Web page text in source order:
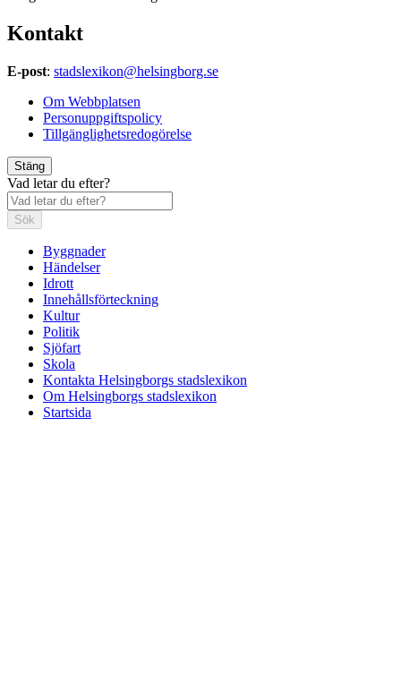
Kontakt
E-post: stadslexikon@helsingborg.se
Om Webbplatsen
Personuppgiftspolicy
Tillgänglighetsredogörelse
Stäng
Vad letar du efter?
Sök
Byggnader
Händelser
Idrott
Innehållsförteckning
Kultur
Politik
Sjöfart
Skola
Kontakta Helsingborgs stadslexikon
Om Helsingborgs stadslexikon
Startsida